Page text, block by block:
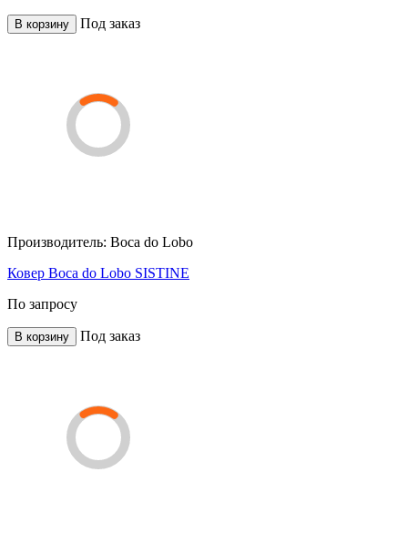
В корзину Под заказ
Производитель: Boca do Lobo
Ковер Boca do Lobo SISTINE
По запросу
В корзину Под заказ